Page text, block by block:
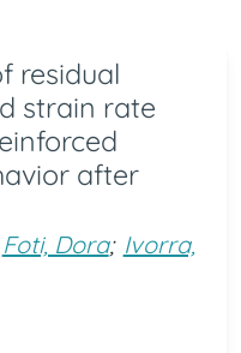
residual
strain rate
after
Foti, Dora; Ivorra,